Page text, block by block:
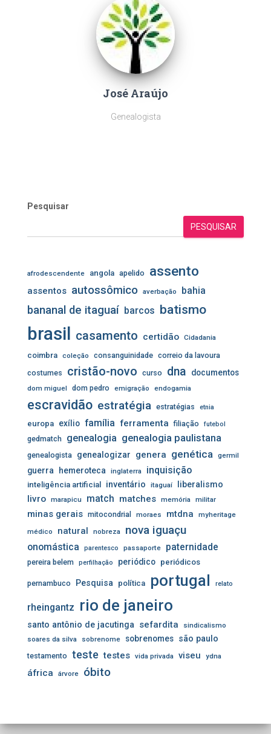
José Araújo
Genealogista
Pesquisar
PESQUISAR
afrodescendente angola apelido assento
assentos autossômico averbação bahia
bananal de itaguaí barcos batismo
brasil casamento certidão Cidadania
coimbra coleção consanguinidade correio da lavoura
costumes
cristão-novo curso dna documentos
dom miguel dom pedro emigração endogamia
escravidão estratégia estratégias etnia
europa exílio família ferramenta filiação futebol
gedmatch genealogia genealogia paulistana
genealogista genealogizar genera genética germil
guerra hemeroteca inglaterra inquisição
inteligência artificial inventário itaguaí liberalismo
livro marapicu match matches memória militar
minas gerais mitocondrial moraes mtdna
myheritage
médico
natural nobreza nova iguaçu
onomástica parentesco passaporte paternidade
pereira belem perfilhação periódico periódicos
pernambuco Pesquisa política portugal relato
rheingantz rio de janeiro
santo antônio de jacutinga sefardita
sindicalismo
soares da silva
sobrenome sobrenomes são paulo
testamento teste testes vida privada viseu ydna
áfrica árvore óbito